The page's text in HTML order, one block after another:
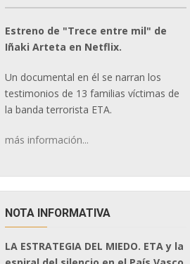
Estreno de "Trece entre mil" de
Iñaki Arteta en Netflix.
Un documental en él se narran los
testimonios de 13 familias víctimas de
la banda terrorista ETA.
más información...
NOTA INFORMATIVA
LA ESTRATEGIA DEL MIEDO. ETA y la